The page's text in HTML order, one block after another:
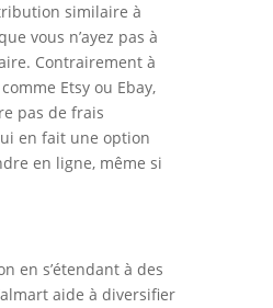
similaire à
vous n’ayez pas à
Contrairement à
Etsy ou Ebay,
pas de frais
en fait une option
en ligne, même si
en s’étendant à des
aide à diversifier